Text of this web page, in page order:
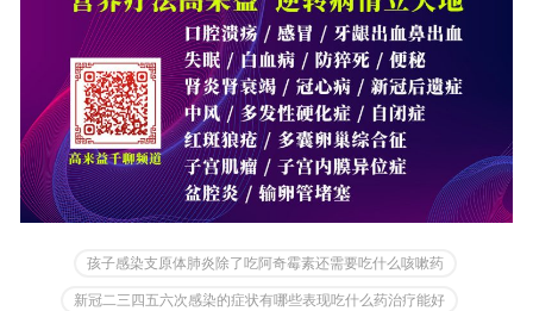
孩子感染支原体肺炎除了吃阿奇霉素还需要吃什么咳嗽药
新冠二三四五六次感染的症状有哪些表现吃什么药治疗能好